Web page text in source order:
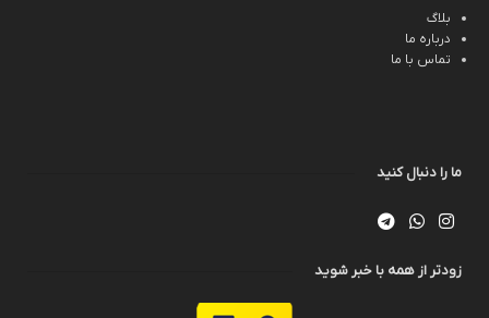
بلاگ
درباره ما
تماس با ما
ما را دنبال کنید
زودتر از همه با خبر شوید